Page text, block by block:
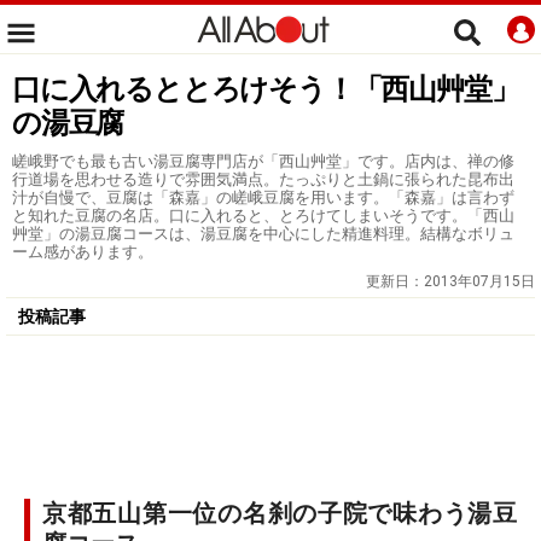
口に入れるととろけそう！「西山艸堂」
の湯豆腐
嵯峨野でも最も古い湯豆腐専門店が「西山艸堂」です。店内は、禅の修
行道場を思わせる造りで雰囲気満点。たっぷりと土鍋に張られた昆布出
汁が自慢で、豆腐は「森嘉」の嵯峨豆腐を用います。「森嘉」は言わず
と知れた豆腐の名店。口に入れると、とろけてしまいそうです。「西山
艸堂」の湯豆腐コースは、湯豆腐を中心にした精進料理。結構なボリュ
ーム感があります。
更新日： 2013年07月15日
投稿記事
京都五山第一位の名刹の子院で味わう湯豆